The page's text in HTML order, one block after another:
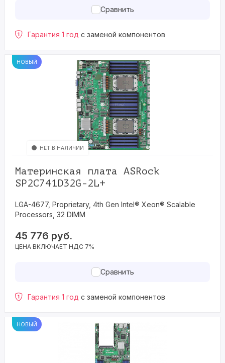
Сравнить
Гарантия 1 год с заменой компонентов
НОВЫЙ
НЕТ В НАЛИЧИИ
Материнская плата ASRock
SP2C741D32G-2L+
LGA-4677, Proprietary, 4th Gen Intel® Xeon® Scalable
Processors, 32 DIMM
45 776 руб.
ЦЕНА ВКЛЮЧАЕТ НДС 7%
Сравнить
Гарантия 1 год с заменой компонентов
НОВЫЙ